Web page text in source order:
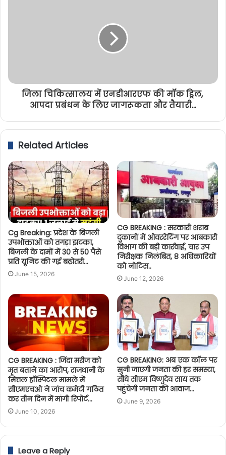
जिला चिकित्सालय में एनडीआरएफ की मॉक ड्रिल,
आपदा प्रबंधन के लिए जागरूकता और तैयारी...
Related Articles
Cg Breaking: प्रदेश के बिजली
उपभोक्ताओं को तगड़ा झटका,
बिजली के दामों में 30 से 50 पैसे
प्रति यूनिट की गई बढ़ोतरी…
June 15, 2026
CG BREAKING : सरकारी शराब
दुकानों में ओवररेटिंग पर आबकारी
विभाग की बड़ी कार्रवाई, चार उप
निरीक्षक निलंबित, 8 अधिकारियों
को नोटिस..
June 12, 2026
CG BREAKING : जिंदा मरीज को
मृत बताने का आरोप, राजधानी के
मित्तल हॉस्पिटल मामले में
सीएमएचओ ने जांच कमेटी गठित
कर तीन दिन में मांगी रिपोर्ट…
June 10, 2026
CG BREAKING: अब एक कॉल पर
सुनी जाएगी जनता की हर समस्या,
सीधे सीएम विष्णुदेव साय तक
पहुंचेगी जनता की आवाज…
June 9, 2026
Leave a Reply